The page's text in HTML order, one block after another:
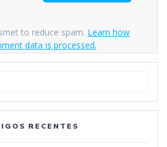
to reduce spam. Learn how
data is processed.
RECENTES